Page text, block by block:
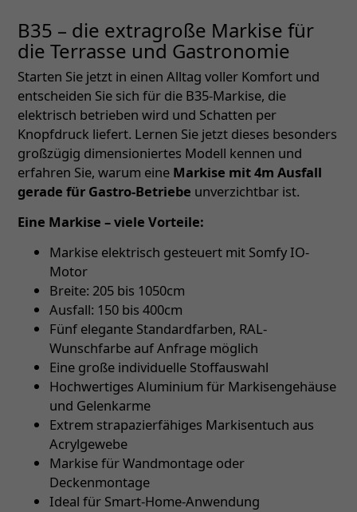
B35 – die extragroße Markise für
die Terrasse und Gastronomie
Starten Sie jetzt in einen Alltag voller Komfort und
entscheiden Sie sich für die B35-Markise, die
elektrisch betrieben wird und Schatten per
Knopfdruck liefert. Lernen Sie jetzt dieses besonders
großzügig dimensioniertes Modell kennen und
erfahren Sie, warum eine Markise mit 4m Ausfall
gerade für Gastro-Betriebe unverzichtbar ist.
Eine Markise – viele Vorteile:
Markise elektrisch gesteuert mit Somfy IO-
Motor
Breite: 205 bis 1050cm
Ausfall: 150 bis 400cm
Fünf elegante Standardfarben, RAL-
Wunschfarbe auf Anfrage möglich
Eine große individuelle Stoffauswahl
Hochwertiges Aluminium für Markisengehäuse
und Gelenkarme
Extrem strapazierfähiges Markisentuch aus
Acrylgewebe
Markise für Wandmontage oder
Deckenmontage
Ideal für Smart-Home-Anwendung